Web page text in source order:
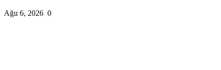
Ağu 6, 2026 0